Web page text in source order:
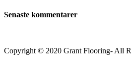
Senaste kommentarer
Copyright © 2020 Grant Flooring- All